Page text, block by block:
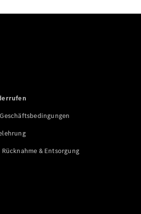
& Entsorgung